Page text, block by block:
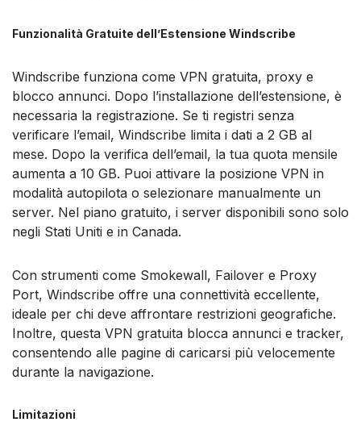
Funzionalità Gratuite dell’Estensione Windscribe
Windscribe funziona come VPN gratuita, proxy e
blocco annunci. Dopo l’installazione dell’estensione, è
necessaria la registrazione. Se ti registri senza
verificare l’email, Windscribe limita i dati a 2 GB al
mese. Dopo la verifica dell’email, la tua quota mensile
aumenta a 10 GB. Puoi attivare la posizione VPN in
modalità autopilota o selezionare manualmente un
server. Nel piano gratuito, i server disponibili sono solo
negli Stati Uniti e in Canada.
Con strumenti come Smokewall, Failover e Proxy
Port, Windscribe offre una connettività eccellente,
ideale per chi deve affrontare restrizioni geografiche.
Inoltre, questa VPN gratuita blocca annunci e tracker,
consentendo alle pagine di caricarsi più velocemente
durante la navigazione.
Limitazioni